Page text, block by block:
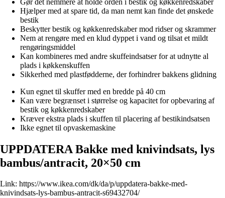
Hjælper med at spare tid, da man nemt kan finde det ønskede
bestik
Beskytter bestik og køkkenredskaber mod ridser og skrammer
Nem at rengøre med en klud dyppet i vand og tilsat et mildt
rengøringsmiddel
Kan kombineres med andre skuffeindsatser for at udnytte al
plads i køkkenskuffen
Sikkerhed med plastfødderne, der forhindrer bakkens glidning
Kun egnet til skuffer med en bredde på 40 cm
Kan være begrænset i størrelse og kapacitet for opbevaring af
bestik og køkkenredskaber
Kræver ekstra plads i skuffen til placering af bestikindsatsen
Ikke egnet til opvaskemaskine
UPPDATERA Bakke med knivindsats, lys
bambus/antracit, 20×50 cm
Link: https://www.ikea.com/dk/da/p/uppdatera-bakke-med-
knivindsats-lys-bambus-antracit-s69432704/